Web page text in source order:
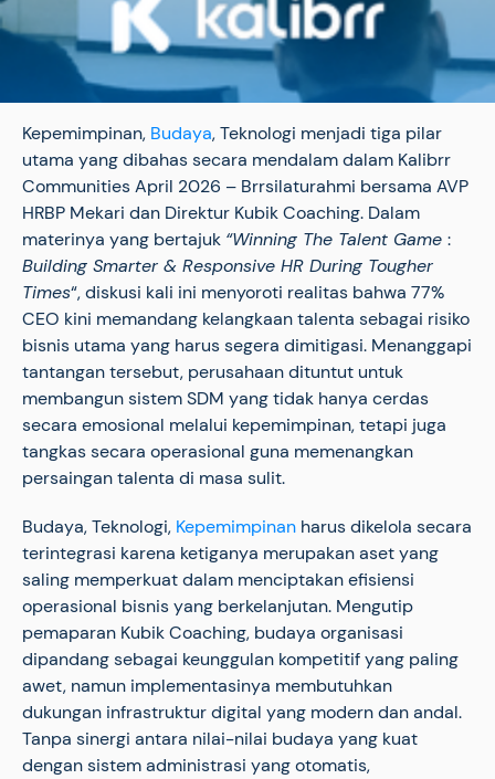
Kepemimpinan, Budaya, Teknologi menjadi tiga pilar
utama yang dibahas secara mendalam dalam Kalibrr
Communities April 2026 – Brrsilaturahmi bersama AVP
HRBP Mekari dan Direktur Kubik Coaching. Dalam
materinya yang bertajuk “Winning The Talent Game :
Building Smarter & Responsive HR During Tougher
Times“, diskusi kali ini menyoroti realitas bahwa 77%
CEO kini memandang kelangkaan talenta sebagai risiko
bisnis utama yang harus segera dimitigasi. Menanggapi
tantangan tersebut, perusahaan dituntut untuk
membangun sistem SDM yang tidak hanya cerdas
secara emosional melalui kepemimpinan, tetapi juga
tangkas secara operasional guna memenangkan
persaingan talenta di masa sulit.
Budaya, Teknologi, Kepemimpinan harus dikelola secara
terintegrasi karena ketiganya merupakan aset yang
saling memperkuat dalam menciptakan efisiensi
operasional bisnis yang berkelanjutan. Mengutip
pemaparan Kubik Coaching, budaya organisasi
dipandang sebagai keunggulan kompetitif yang paling
awet, namun implementasinya membutuhkan
dukungan infrastruktur digital yang modern dan andal.
Tanpa sinergi antara nilai-nilai budaya yang kuat
dengan sistem administrasi yang otomatis,